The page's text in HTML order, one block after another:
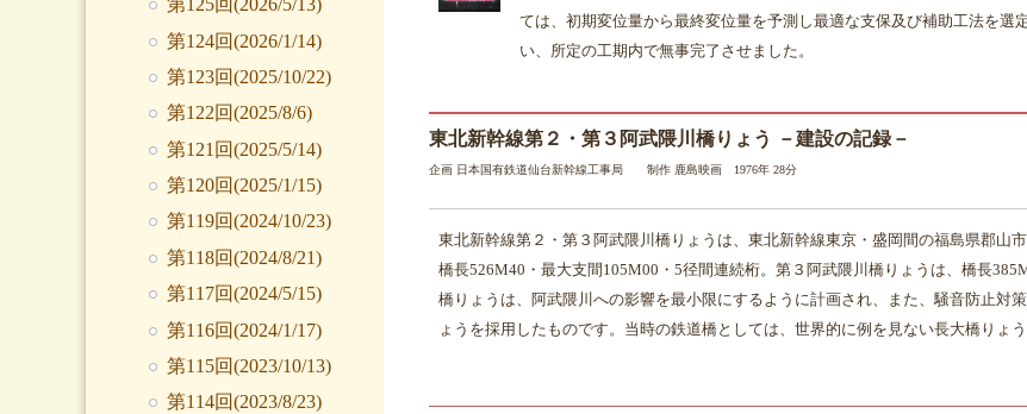
第125回(2026/5/13)
第124回(2026/1/14)
第123回(2025/10/22)
第122回(2025/8/6)
第121回(2025/5/14)
第120回(2025/1/15)
第119回(2024/10/23)
第118回(2024/8/21)
第117回(2024/5/15)
第116回(2024/1/17)
第115回(2023/10/13)
第114回(2023/8/23)
ては、初期変位量から最終変位量を予測し最適な支保及び補助工法を
い、所定の工期内で無事完了させました。
東北新幹線第２・第３阿武隈川橋りょう －建設の記録－
企画 日本国有鉄道仙台新幹線工事局 制作 鹿島映画 1976年 28分
東北新幹線第２・第３阿武隈川橋りょうは、東北新幹線東京・盛岡間の福島県郡山
橋長526M40・最大支間105M00・5径間連続桁。第３阿武隈川橋りょうは、橋長
橋りょうは、阿武隈川への影響を最小限にするように計画され、また、騒音防止対
ょうを採用したものです。当時の鉄道橋としては、世界的に例を見ない長大橋りょう